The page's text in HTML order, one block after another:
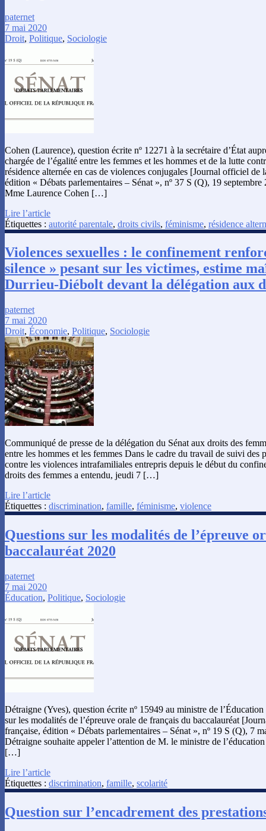
paternet
7 mai 2020
Droit, Politique, Sociologie
Cohen (Laurence), question écrite nº 12271 à la secrétaire d’État
chargée de l’égalité entre les femmes et les hommes et de la lutte
résidence alternée en cas de violences conjugales [Journal officiel de
édition « Débats parlementaires – Sénat », nº 37 S (Q), 19
Mme Laurence Cohen […]
Lire l’article
Étiquettes : autorité parentale, droits civils, féminisme, résidence
Violences sexuelles : le confinement
silence » pesant sur les victimes, estime
Durrieu-Diébolt devant la délégation aux
paternet
7 mai 2020
Droit, Économie, Politique, Sociologie
Communiqué de presse de la délégation du Sénat aux droits des
entre les hommes et les femmes Dans le cadre du travail de suivi des
contre les violences intrafamiliales entrepris depuis le début du
droits des femmes a entendu, jeudi 7 […]
Lire l’article
Étiquettes : discrimination, famille, féminisme, violence
Questions sur les modalités de l’épreuve
baccalauréat 2020
paternet
7 mai 2020
Éducation, Politique, Sociologie
Détraigne (Yves), question écrite nº 15949 au ministre de l’Éducation
sur les modalités de l’épreuve orale de français du baccalauréat
française, édition « Débats parlementaires – Sénat », nº 19 S (Q), 7
Détraigne souhaite appeler l’attention de M. le ministre de
[…]
Lire l’article
Étiquettes : discrimination, famille, scolarité
Question sur l’encadrement des